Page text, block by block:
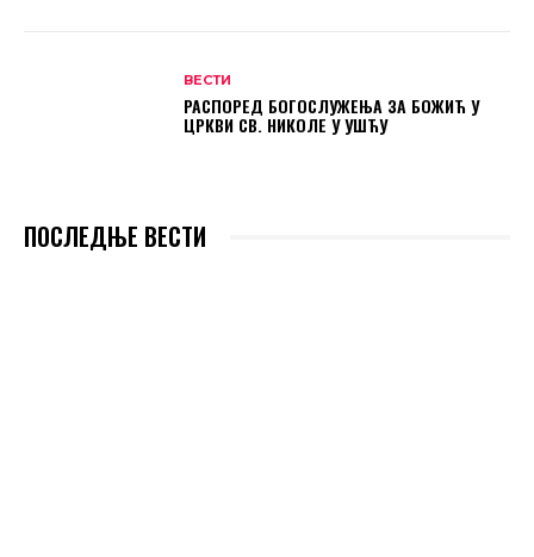
ВЕСТИ
РАСПОРЕД БОГОСЛУЖЕЊА ЗА БОЖИЋ У
ЦРКВИ СВ. НИКОЛЕ У УШЋУ
ПОСЛЕДЊЕ ВЕСТИ